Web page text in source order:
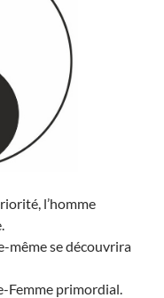
l’homme
même se découvrira
Femme primordial.